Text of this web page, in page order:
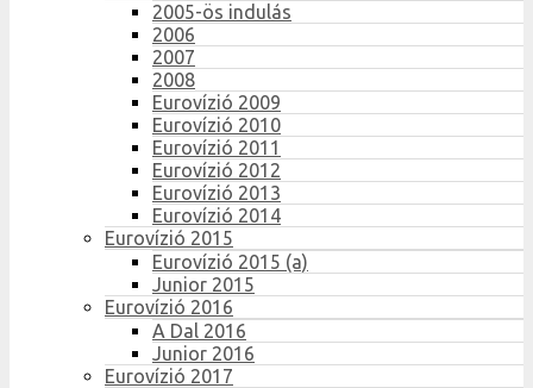
2005-ös indulás
2006
2007
2008
Eurovízió 2009
Eurovízió 2010
Eurovízió 2011
Eurovízió 2012
Eurovízió 2013
Eurovízió 2014
Eurovízió 2015
Eurovízió 2015 (a)
Junior 2015
Eurovízió 2016
A Dal 2016
Junior 2016
Eurovízió 2017